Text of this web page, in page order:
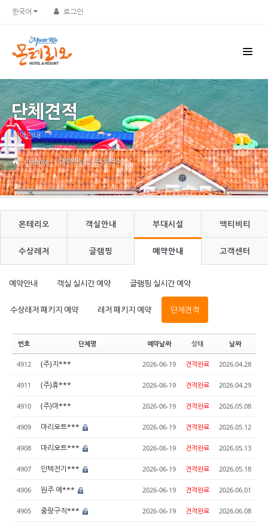
한국어 로그인
단체견적
예약안내
Home 예약안내 단체견적
몬테리오 객실안내 부대시설 액티비티
수상레저 글램핑 예약안내 고객센터
예약안내 객실 실시간 예약 글램핑 실시간 예약
수상레저 패키지 예약 레저 패키지 예약 단체견적
번호 단체명 예약날짜 상태 날짜
4912 (주)지*** 2026-06-19 견적완료 2026.04.28
4911 (주)휴*** 2026-06-19 견적완료 2026.04.29
4910 (주)마*** 2026-06-19 견적완료 2026.05.08
4909 마리오트*** 2026-06-19 견적완료 2026.05.12
4908 마리오트*** 2026-06-19 견적완료 2026.05.13
4907 인텍전기*** 2026-06-19 견적완료 2026.05.18
4906 원주 에*** 2026-06-19 견적완료 2026.06.01
4905 중랑구직*** 2026-06-19 견적완료 2026.06.08
Sketchbook5, 스케치북5